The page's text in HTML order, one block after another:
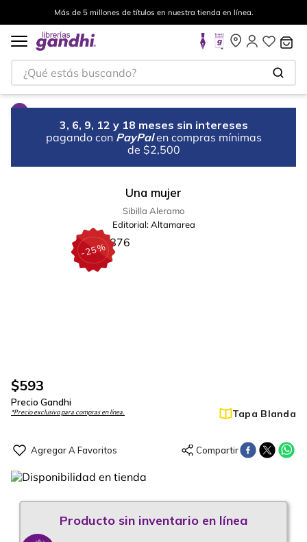
Más de 5 millones de títulos en nuestra tienda en línea.
¿Qué estás buscando?
3, 6, 9, 12 y 18 meses sin intereses
pagando con PayPal en compras mínimas
de $2,500
Una mujer
Sibilla Aleramo
Editorial: Altamarea
-25%
$593
Precio Gandhi
*Precio exclusivo para compras en línea. Tapa Blanda